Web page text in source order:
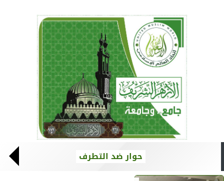
حوار ضد التطرف